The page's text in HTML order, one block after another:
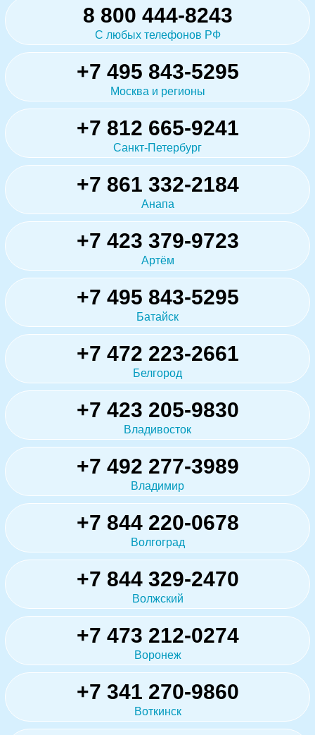
8 800 444-8243
С любых телефонов РФ
+7 495 843-5295
Москва и регионы
+7 812 665-9241
Санкт-Петербург
+7 861 332-2184
Анапа
+7 423 379-9723
Артём
+7 495 843-5295
Батайск
+7 472 223-2661
Белгород
+7 423 205-9830
Владивосток
+7 492 277-3989
Владимир
+7 844 220-0678
Волгоград
+7 844 329-2470
Волжский
+7 473 212-0274
Воронеж
+7 341 270-9860
Воткинск